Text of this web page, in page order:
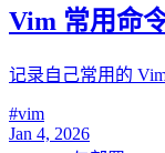
Vim 常用命
记录自己常用的
#vim
Jan 4, 2026